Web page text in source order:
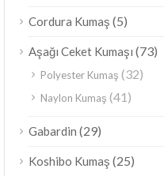
Cordura Kumaş (5)
Aşağı Ceket Kumaşı (73)
Polyester Kumaş (32)
Naylon Kumaş (41)
Gabardin (29)
Koshibo Kumaş (25)